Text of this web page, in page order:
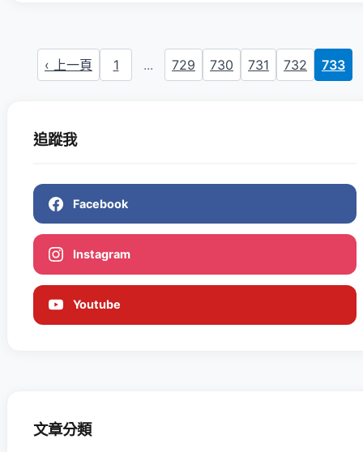
‹ 上一頁 1 ... 729 730 731 732 733
追蹤我
Facebook
Instagram
Youtube
文章分類